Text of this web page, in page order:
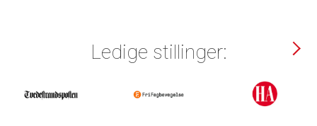
Ledige stillinger: